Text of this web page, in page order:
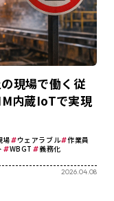
現場で働く従
内蔵IoTで実現
場 ウェアラブル
作業員
WBGT 義務化
2026.04.08